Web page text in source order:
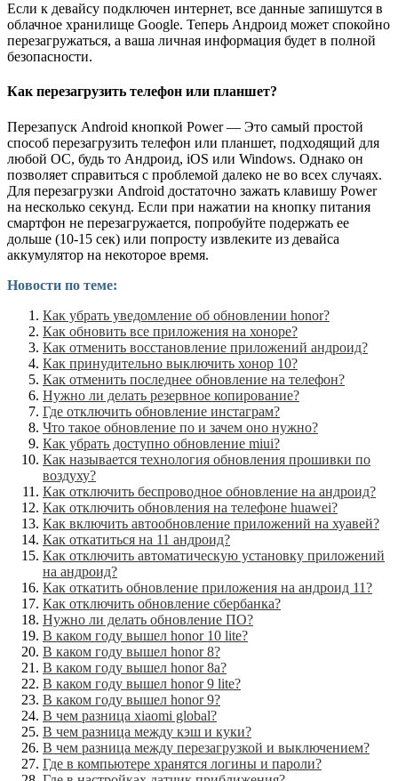
Если к девайсу подключен интернет, все данные запишутся в
облачное хранилище Google. Теперь Андроид может спокойно
перезагружаться, а ваша личная информация будет в полной
безопасности.
Как перезагрузить телефон или планшет?
Перезапуск Android кнопкой Power — Это самый простой
способ перезагрузить телефон или планшет, подходящий для
любой ОС, будь то Андроид, iOS или Windows. Однако он
позволяет справиться с проблемой далеко не во всех случаях.
Для перезагрузки Android достаточно зажать клавишу Power
на несколько секунд. Если при нажатии на кнопку питания
смартфон не перезагружается, попробуйте подержать ее
дольше (10-15 сек) или попросту извлеките из девайса
аккумулятор на некоторое время.
Новости по теме:
Как убрать уведомление об обновлении honor?
Как обновить все приложения на хоноре?
Как отменить восстановление приложений андроид?
Как принудительно выключить хонор 10?
Как отменить последнее обновление на телефон?
Нужно ли делать резервное копирование?
Где отключить обновление инстаграм?
Что такое обновление по и зачем оно нужно?
Как убрать доступно обновление miui?
Как называется технология обновления прошивки по
воздуху?
Как отключить беспроводное обновление на андроид?
Как отключить обновления на телефоне huawei?
Как включить автообновление приложений на хуавей?
Как откатиться на 11 андроид?
Как отключить автоматическую установку приложений
на андроид?
Как откатить обновление приложения на андроид 11?
Как отключить обновление сбербанка?
Нужно ли делать обновление ПО?
В каком году вышел honor 10 lite?
В каком году вышел honor 8?
В каком году вышел honor 8a?
В каком году вышел honor 9 lite?
В каком году вышел honor 9?
В чем разница xiaomi global?
В чем разница между кэш и куки?
В чем разница между перезагрузкой и выключением?
Где в компьютере хранятся логины и пароли?